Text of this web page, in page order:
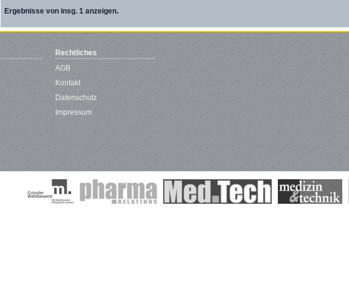
Ergebnisse von insg. 1 anzeigen.
Rechtliches
AGB
Kontakt
Datenschutz
Impressum